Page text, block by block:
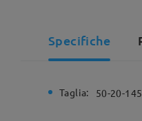
Specifiche
Taglia: 50-20-145